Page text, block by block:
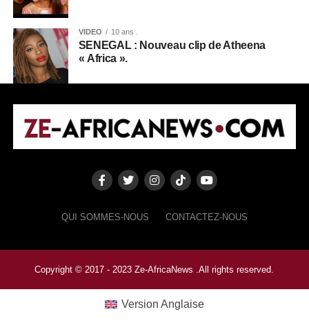
VIDEO 10 ans .
SENEGAL : Nouveau clip de Atheena
« Africa ».
QUI SOMMES-NOUS CONTACTEZ-NOUS
Copyright © 2017 - 2023 Ze-AfricaNews .All rights reserved.
Version Anglaise